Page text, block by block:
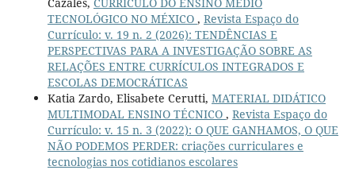
TECNOLÓGICO NO MÉXICO , Revista Espaço do
Currículo: v. 19 n. 2 (2026): TENDÊNCIAS E
PERSPECTIVAS PARA A INVESTIGAÇÃO SOBRE AS
RELAÇÕES ENTRE CURRÍCULOS INTEGRADOS E
ESCOLAS DEMOCRÁTICAS
Katia Zardo, Elisabete Cerutti, MATERIAL DIDÁTICO
MULTIMODAL ENSINO TÉCNICO , Revista Espaço do
Currículo: v. 15 n. 3 (2022): O QUE GANHAMOS, O QUE
NÃO PODEMOS PERDER: criações curriculares e
tecnologias nos cotidianos escolares